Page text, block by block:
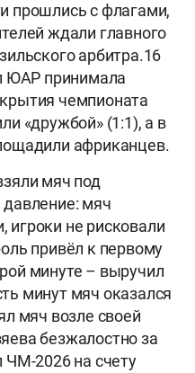
прошлись с флагами,
ждали главного
арбитра.16
ЮАР принимала
чемпионата
«дружбой» (1:1), а в
африканцев.
мяч под
давление: мяч
игроки не рисковали
привёл к первому
минуте – выручил
минут мяч оказался
мяч возле своей
безжалостно за
ЧМ-2026 на счету